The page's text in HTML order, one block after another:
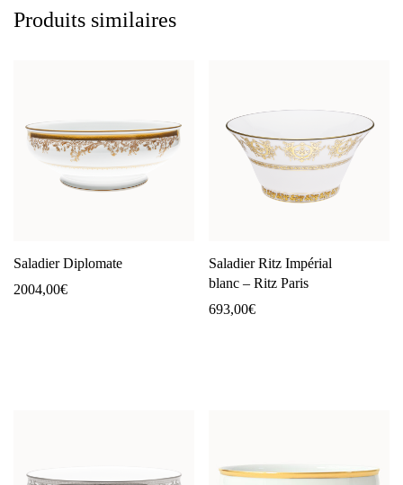
Produits similaires
Saladier Diplomate
2004,00€
Saladier Ritz Impérial
blanc – Ritz Paris
693,00€